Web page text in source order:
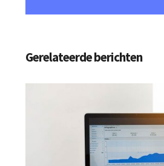
Gerelateerde berichten